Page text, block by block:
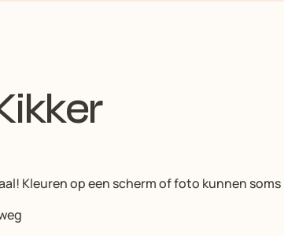
Kleuren op een scherm of foto kunnen